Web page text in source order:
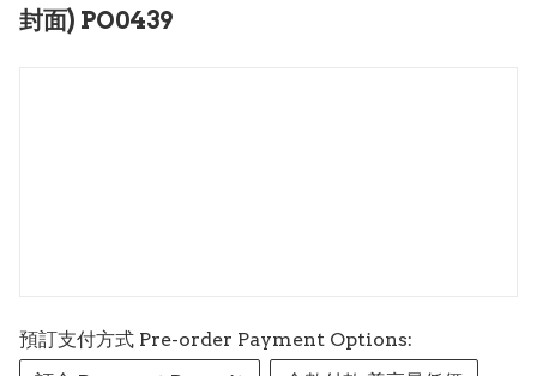
封面) PO0439
預訂支付方式 Pre-order Payment Options: